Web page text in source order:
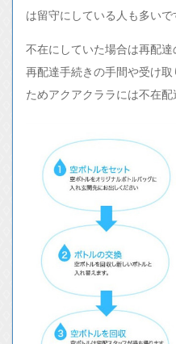
は留守にしている人も多いで
不在にしていた場合は再配達
再配達手続きの手間や受け
ためアクアクララには不在配